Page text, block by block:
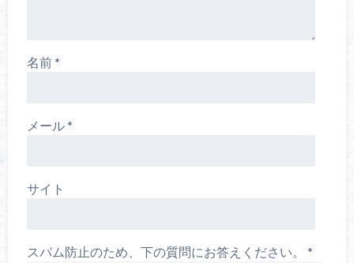
名前*
メール*
サイト
スパム防止のため、下の質問にお答えください。 *